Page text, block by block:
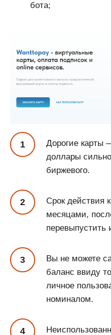
бота;
Дорогие карты
доллары
биржевого.
Срок действия
месяцами,
перевыпустить
Вы не можете
баланс ввиду
личное
номиналом.